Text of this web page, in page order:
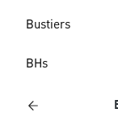
Bustiers
BHs